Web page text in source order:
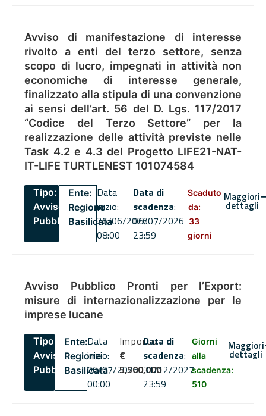
Avviso di manifestazione di interesse
rivolto a enti del terzo settore, senza
scopo di lucro, impegnati in attività non
economiche di interesse generale,
finalizzato alla stipula di una convenzione
ai sensi dell’art. 56 del D. Lgs. 117/2017
“Codice del Terzo Settore” per la
realizzazione delle attività previste nelle
Task 4.2 e 4.3 del Progetto LIFE21-NAT-
IT-LIFE TURTLENEST 101074584
Tipo:
Avviso
Pubblico
Ente:
Regione
Basilicata
Data
inizio:
26/06/2026
08:00
Data di
scadenza:
06/07/2026
23:59
Scaduto
da:
33
giorni
Maggiori
dettagli
Avviso Pubblico Pronti per l’Export:
misure di internazionalizzazione per le
imprese lucane
Tipo:
Avviso
Pubblico
Ente:
Regione
Basilicata
Data
inizio:
06/07/2026
00:00
Importo
€
5,500,000
Data di
scadenza:
31/12/2027
23:59
Giorni
alla
scadenza:
510
Maggiori
dettagli